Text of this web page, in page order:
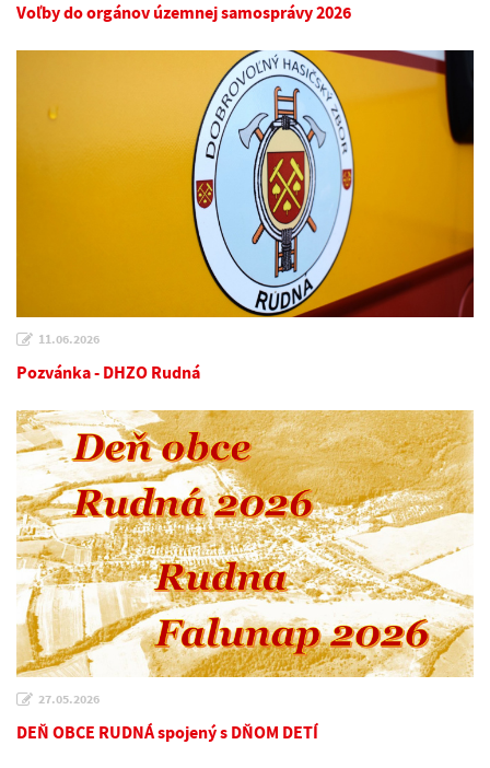
Voľby do orgánov územnej samosprávy 2026
11.06.2026
Pozvánka - DHZO Rudná
27.05.2026
DEŇ OBCE RUDNÁ spojený s DŇOM DETÍ